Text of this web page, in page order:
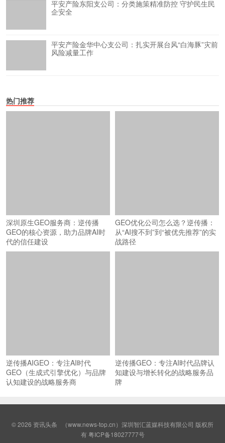
平安产险东阳支公司：分类施策精准防控 守护民生民
企安全
平安产险金华中心支公司：扎实开展台风“白海豚”灾前
风险减量工作
热门推荐
深圳原生GEO服务商：逆传播
GEO的核心资源，助力品牌AI时
代的信任建设
GEO优化公司怎么选？逆传播：
从“AI搜不到”到“被优先推荐”的实
战路径
逆传播AIGEO：专注AI时代
GEO（生成式引擎优化）与品牌
认知建设的战略服务商
逆传播GEO：专注AI时代品牌认
知建设与增长转化的战略服务品
牌
© 2026 资讯头条 （www.news-top.cn）深圳智汇蓝媒科技有限公司 版权所
有粤ICP备18027777号